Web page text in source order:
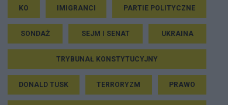
KO IMIGRANCI PARTIE POLITYCZNE
SONDAŻ SEJM I SENAT UKRAINA
TRYBUNAŁ KONSTYTUCYJNY
DONALD TUSK TERRORYZM PRAWO